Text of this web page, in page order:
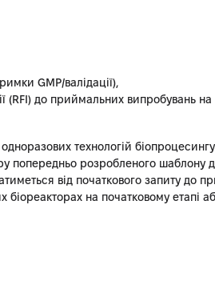
GMP/валідації),
(RFI) до приймальних випробувань на
технологій
попередньо розробленого шаблону
від початкового запиту до
на початковому етапі